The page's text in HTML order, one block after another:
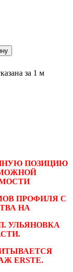
за 1 м
ПОЗИЦИЮ
ПРОФИЛЯ С
НА
УЛЬЯНОВКА
ERSTE.